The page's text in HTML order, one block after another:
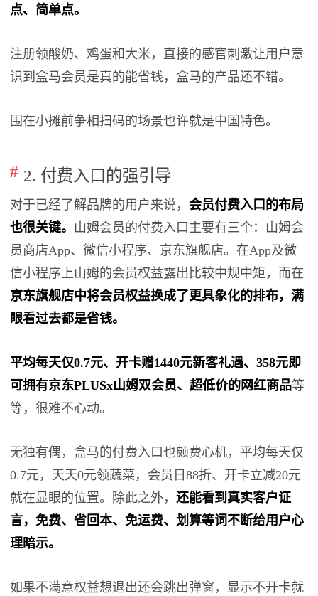
点、简单点。
注册领酸奶、鸡蛋和大米，直接的感官刺激让用户意
识到盒马会员是真的能省钱，盒马的产品还不错。
围在小摊前争相扫码的场景也许就是中国特色。
2. 付费入口的强引导
对于已经了解品牌的用户来说，会员付费入口的布局
也很关键。 山姆会员的付费入口主要有三个：山姆会
员商店App、微信小程序、京东旗舰店。在App及微
信小程序上山姆的会员权益露出比较中规中矩，而在
京东旗舰店中将会员权益换成了更具象化的排布，满
眼看过去都是省钱。
平均每天仅0.7元、开卡赠1440元新客礼遇、358元即
可拥有京东PLUSx山姆双会员、超低价的网红商品等
等，很难不心动。
无独有偶，盒马的付费入口也颇费心机，平均每天仅
0.7元，天天0元领蔬菜，会员日88折、开卡立减20元
就在显眼的位置。除此之外，还能看到真实客户证
言，免费、省回本、免运费、划算等词不断给用户心
理暗示。
如果不满意权益想退出还会跳出弹窗，显示不开卡就